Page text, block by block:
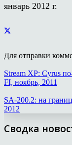
январь 2012 г.
Для отправки
Stream XP: Cyrus
FI, ноябрь, 2011
SA-200.2: на
2012
Сводка